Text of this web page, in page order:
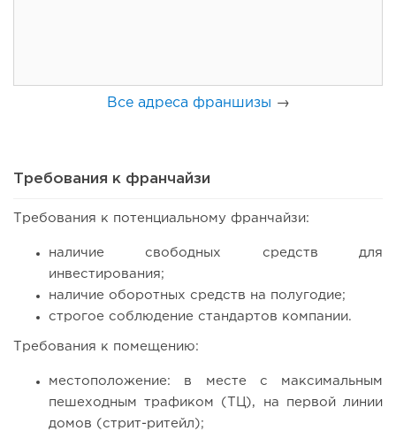
132 2
модели производства...
Все адреса франшизы →
Требования к франчайзи
Требования к потенциальному франчайзи:
наличие свободных средств для
инвестирования;
наличие оборотных средств на полугодие;
строгое соблюдение стандартов компании.
Требования к помещению:
местоположение: в месте с максимальным
пешеходным трафиком (ТЦ), на первой линии
домов (стрит-ритейл);